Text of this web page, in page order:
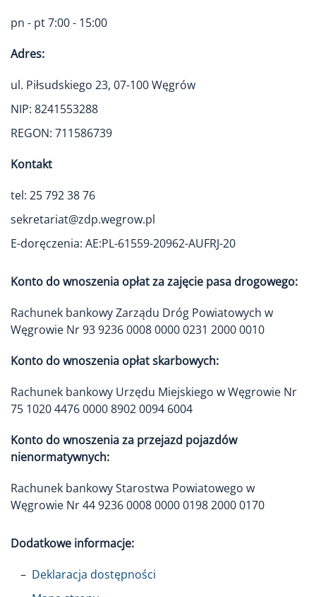
pn - pt 7:00 - 15:00
Adres:
ul. Piłsudskiego 23, 07-100 Węgrów
NIP: 8241553288
REGON: 711586739
Kontakt
tel: 25 792 38 76
sekretariat@zdp.wegrow.pl
E-doręczenia: AE:PL-61559-20962-AUFRJ-20
Konto do wnoszenia opłat za zajęcie pasa drogowego:
Rachunek bankowy Zarządu Dróg Powiatowych w
Węgrowie Nr 93 9236 0008 0000 0231 2000 0010
Konto do wnoszenia opłat skarbowych:
Rachunek bankowy Urzędu Miejskiego w Węgrowie Nr
75 1020 4476 0000 8902 0094 6004
Konto do wnoszenia za przejazd pojazdów
nienormatywnych:
Rachunek bankowy Starostwa Powiatowego w
Węgrowie Nr 44 9236 0008 0000 0198 2000 0170
Dodatkowe informacje:
Deklaracja dostępności